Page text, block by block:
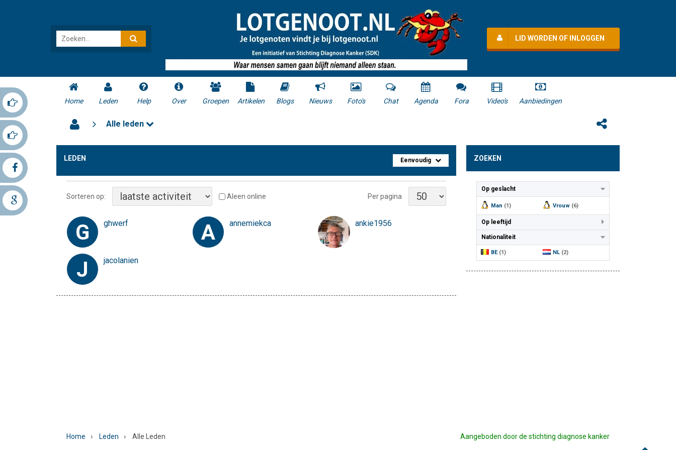
LID WORDEN OF INLOGGEN
Home Leden Help Over Groepen Artikelen Blogs Nieuws Foto's Chat Agenda Fora Video's Aanbiedingen
Alle leden
LEDEN Eenvoudig
Sorteren op: Aleen online Per pagina
G ghwerf A annemiekca ankie1956
J jacolanien
ZOEKEN
Op geslacht
Man (1) Vrouw (6)
Op leeftijd
Nationaliteit
BE (1) NL (2)
Home › Leden › Alle Leden Aangeboden door de stichting diagnose kanker